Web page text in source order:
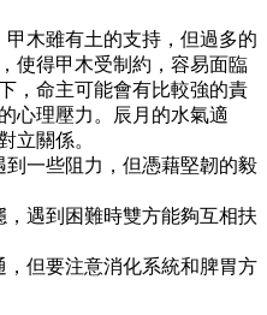
甲木雖有土的支持，但過多的
使得甲木受制約，容易面臨
，命主可能會有比較強的責
心理壓力。辰月的水氣適
立關係。
到一些阻力，但憑藉堅韌的毅
，遇到困難時雙方能夠互相扶
，但要注意消化系統和脾胃方